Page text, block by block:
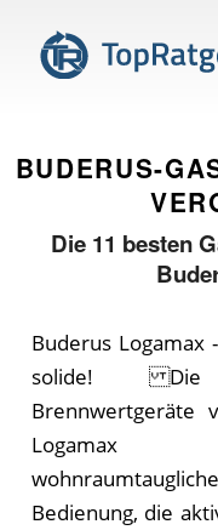
BUDERUS-
Die 11 besten
Buderus Logamax
solide! Die
Brennwertgeräte
Logamax
Bedienung, die